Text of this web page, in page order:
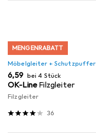
MENGENRABATT
Möbelgleiter + Schutzpuffer
EUR
6,59 bei 4 Stück
OK-Line Filzgleiter
Filzgleiter
36